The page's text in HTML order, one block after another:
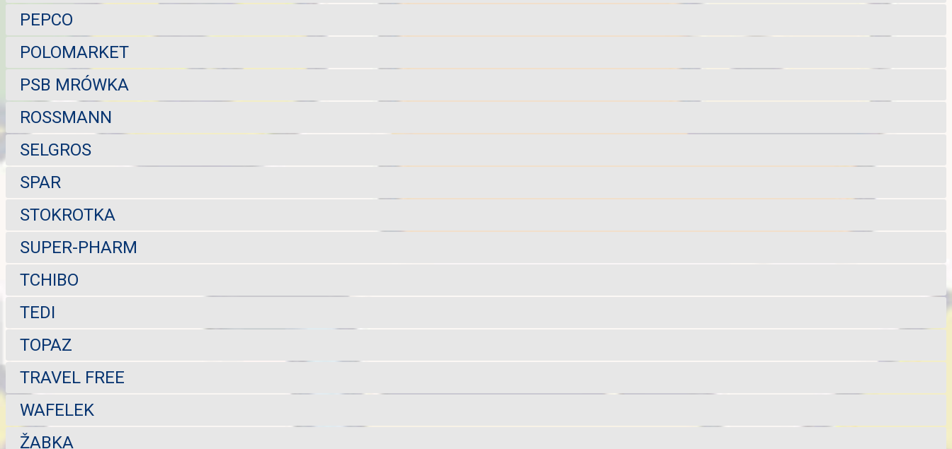
PEPCO
POLOMARKET
PSB MRÓWKA
ROSSMANN
SELGROS
SPAR
STOKROTKA
SUPER-PHARM
TCHIBO
TEDI
TOPAZ
TRAVEL FREE
WAFELEK
ŽABKA